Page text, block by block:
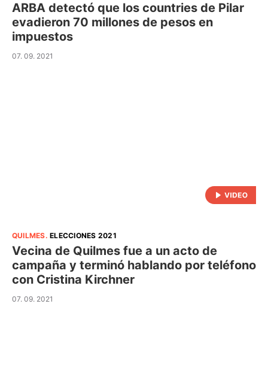
ARBA detectó que los countries de Pilar
evadieron 70 millones de pesos en
impuestos
07. 09. 2021
QUILMES.ELECCIONES 2021
Vecina de Quilmes fue a un acto de
campaña y terminó hablando por teléfono
con Cristina Kirchner
07. 09. 2021